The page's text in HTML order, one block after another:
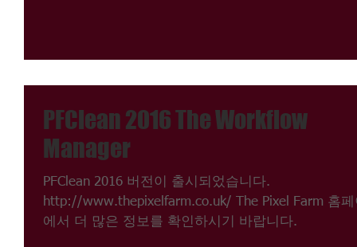
PFClean 2016 The Workflow
Manager
PFClean 2016 버전이 출시되었습니다.
http://www.thepixelfarm.co.uk/ The Pixel Farm 홈페
에서 더 많은 정보를 확인하시기 바랍니다.